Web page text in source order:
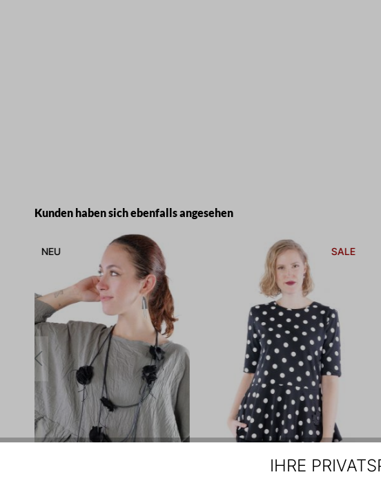
Produktgalerie überspringen
Kunden haben sich ebenfalls angesehen
NEU SALE
IHRE